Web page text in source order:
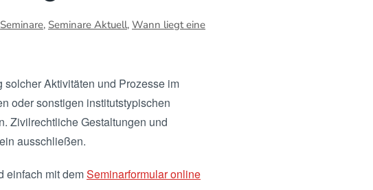
Seminare, Seminare Aktuell, Wann liegt eine
Aktivitäten und Prozesse im
oder sonstigen institutstypischen
Zivilrechtliche Gestaltungen und
ausschließen.
einfach mit demSeminarformular online